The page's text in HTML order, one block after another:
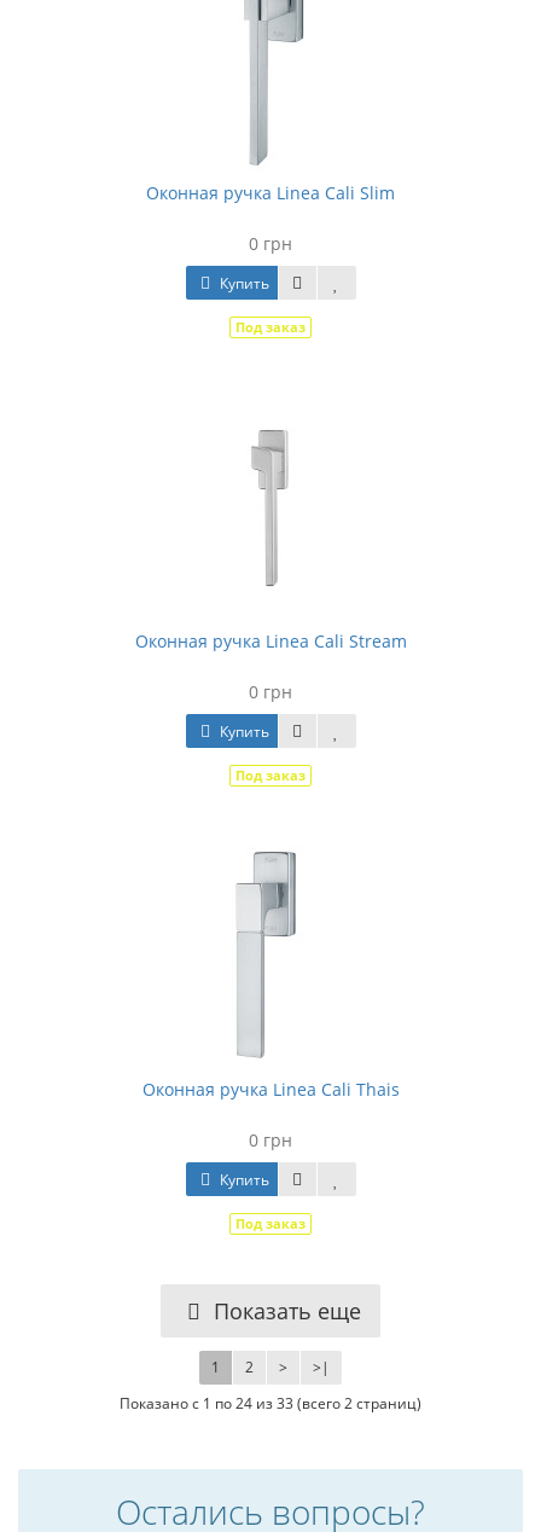
Оконная ручка Linea Cali Slim
0 грн
Купить
Под заказ
Оконная ручка Linea Cali Stream
0 грн
Купить
Под заказ
Оконная ручка Linea Cali Thais
0 грн
Купить
Под заказ
Показать еще
1 2 > >|
Показано с 1 по 24 из 33 (всего 2 страниц)
Остались вопросы?